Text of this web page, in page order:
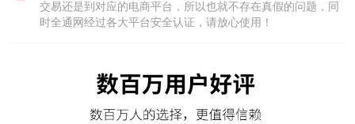
交易还是到对应的电商平台，所以也就不存在真假的问题，同
时全通网经过各大平台安全认证，请放心使用！